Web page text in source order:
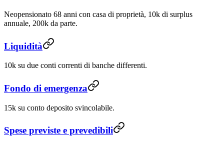
Neopensionato 68 anni con casa di proprietà, 10k di surplus
annuale, 200k da parte.
Liquidità
10k su due conti correnti di banche differenti.
Fondo di emergenza
15k su conto deposito svincolabile.
Spese previste e prevedibili